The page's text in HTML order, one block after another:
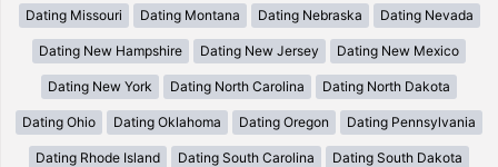
Dating Missouri Dating Montana Dating Nebraska Dating Nevada
Dating New Hampshire Dating New Jersey Dating New Mexico
Dating New York Dating North Carolina Dating North Dakota
Dating Ohio Dating Oklahoma Dating Oregon Dating Pennsylvania
Dating Rhode Island Dating South Carolina Dating South Dakota